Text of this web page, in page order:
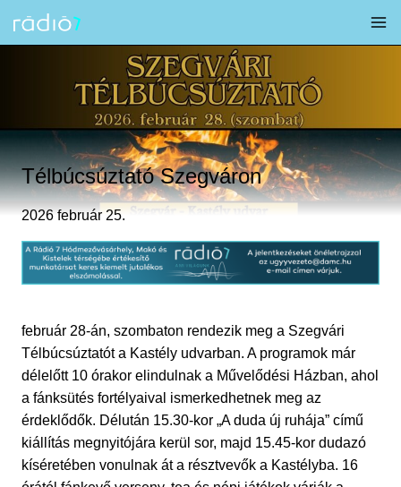
Télbúcsúztató Szegváron
2026 február 25.
február 28-án, szombaton rendezik meg a Szegvári
Télbúcsúztatót a Kastély udvarban. A programok már
délelőtt 10 órakor elindulnak a Művelődési Házban, ahol
a fánksütés fortélyaival ismerkedhetnek meg az
érdeklődők. Délután 15.30-kor „A duda új ruhája” című
kiállítás megnyitójára kerül sor, majd 15.45-kor dudazó
kíséretében vonulnak át a résztvevők a Kastélyba. 16